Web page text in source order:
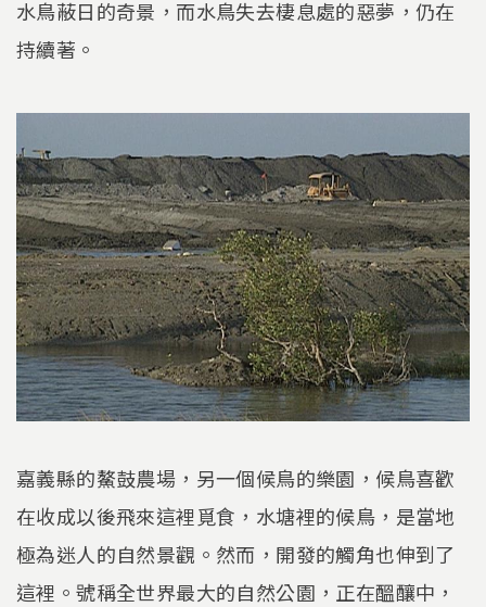
水鳥蔽日的奇景，而水鳥失去棲息處的惡夢，仍在
持續著。
嘉義縣的鰲鼓農場，另一個候鳥的樂園，候鳥喜歡
在收成以後飛來這裡覓食，水塘裡的候鳥，是當地
極為迷人的自然景觀。然而，開發的觸角也伸到了
這裡。號稱全世界最大的自然公園，正在醞釀中，